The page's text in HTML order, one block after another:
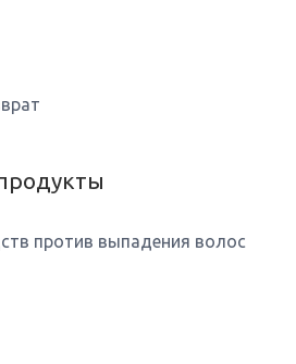
против выпадения волос